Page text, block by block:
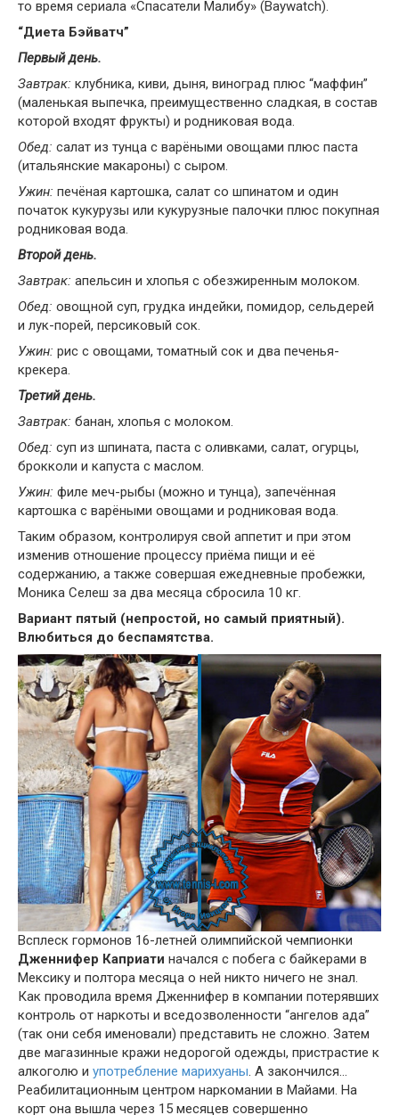
то время сериала «Спасатели Малибу» (Baywatch).
“Диета Бэйватч”
Первый день.
Завтрак: клубника, киви, дыня, виноград плюс “маффин”
(маленькая выпечка, преимущественно сладкая, в состав
которой входят фрукты) и родниковая вода.
Обед: салат из тунца с варёными овощами плюс паста
(итальянские макароны) с сыром.
Ужин: печёная картошка, салат со шпинатом и один
початок кукурузы или кукурузные палочки плюс покупная
родниковая вода.
Второй день.
Завтрак: апельсин и хлопья с обезжиренным молоком.
Обед: овощной суп, грудка индейки, помидор, сельдерей
и лук-порей, персиковый сок.
Ужин: рис с овощами, томатный сок и два печенья-
крекера.
Третий день.
Завтрак: банан, хлопья с молоком.
Обед: суп из шпината, паста с оливками, салат, огурцы,
брокколи и капуста с маслом.
Ужин: филе меч-рыбы (можно и тунца), запечённая
картошка с варёными овощами и родниковая вода.
Таким образом, контролируя свой аппетит и при этом
изменив отношение процессу приёма пищи и её
содержанию, а также совершая ежедневные пробежки,
Моника Селеш за два месяца сбросила 10 кг.
Вариант пятый (непростой, но самый приятный).
Влюбиться до беспамятства.
Всплеск гормонов 16-летней олимпийской чемпионки
Дженнифер Каприати начался с побега с байкерами в
Мексику и полтора месяца о ней никто ничего не знал.
Как проводила время Дженнифер в компании потерявших
контроль от наркоты и вседозволенности “ангелов ада”
(так они себя именовали) представить не сложно. Затем
две магазинные кражи недорогой одежды, пристрастие к
алкоголю и употребление марихуаны. А закончился…
Реабилитационным центром наркомании в Майами. На
корт она вышла через 15 месяцев совершенно